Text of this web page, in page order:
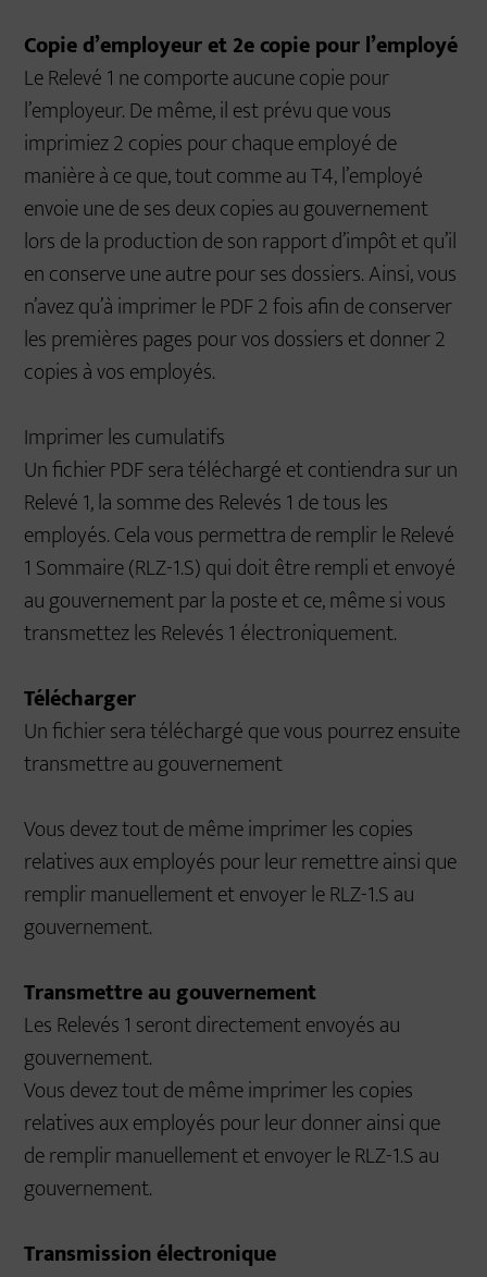
Copie d’employeur et 2e copie pour l’employé
Le Relevé 1 ne comporte aucune copie pour
l’employeur. De même, il est prévu que vous
imprimiez 2 copies pour chaque employé de
manière à ce que, tout comme au T4, l’employé
envoie une de ses deux copies au gouvernement
lors de la production de son rapport d’impôt et qu’il
en conserve une autre pour ses dossiers. Ainsi, vous
n’avez qu’à imprimer le PDF 2 fois afin de conserver
les premières pages pour vos dossiers et donner 2
copies à vos employés.
Imprimer les cumulatifs
Un fichier PDF sera téléchargé et contiendra sur un
Relevé 1, la somme des Relevés 1 de tous les
employés. Cela vous permettra de remplir le Relevé
1 Sommaire (RLZ-1.S) qui doit être rempli et envoyé
au gouvernement par la poste et ce, même si vous
transmettez les Relevés 1 électroniquement.
Télécharger
Un fichier sera téléchargé que vous pourrez ensuite
transmettre au gouvernement
Vous devez tout de même imprimer les copies
relatives aux employés pour leur remettre ainsi que
remplir manuellement et envoyer le RLZ-1.S au
gouvernement.
Transmettre au gouvernement
Les Relevés 1 seront directement envoyés au
gouvernement.
Vous devez tout de même imprimer les copies
relatives aux employés pour leur donner ainsi que
de remplir manuellement et envoyer le RLZ-1.S au
gouvernement.
Transmission électronique